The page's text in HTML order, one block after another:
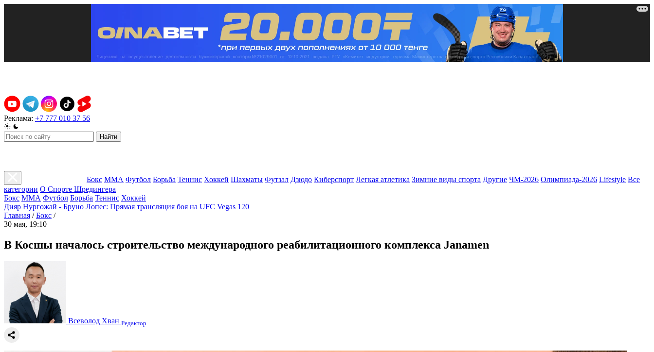
Реклама: +7 777 010 37 56
Найти
Бокс ММА Футбол Борьба Теннис Хоккей Шахматы Футзал Дзюдо Киберспорт Легкая атлетика Зимние виды спорта Другие ЧМ-2026 Олимпиада-2026 Lifestyle Все
категории О Спорте Шредингера
Бокс ММА Футбол Борьба Теннис Хоккей
Дияр Нургожай - Бруно Лопес: Прямая трансляция боя на UFC Vegas 120
Главная / Бокс /
30 мая, 19:10
В Косшы началось строительство международного реабилитационного комплекса Janamen
Всеволод Хван Редактор